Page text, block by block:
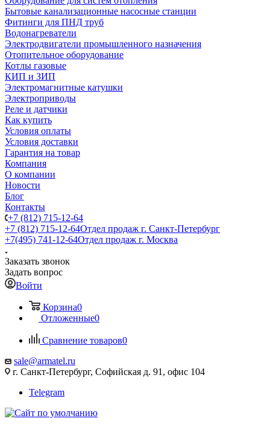
Бытовые канализационные насосные станции
Фитинги для ПНД труб
Водонагреватели
Электродвигатели промышленного назначения
Отопительное оборудование
Котлы газовые
КИП и ЗИП
Электромагнитные катушки
Электроприводы
Реле и датчики
Как купить
Условия оплаты
Условия доставки
Гарантия на товар
Компания
О компании
Новости
Блог
Контакты
+7 (812) 715-12-64
+7 (812) 715-12-64Отдел продаж г. Санкт-Петербург
+7(495) 741-12-64Отдел продаж г. Москва
Заказать звонок
Задать вопрос
Войти
Корзина0
Отложенные0
Сравнение товаров0
sale@armatel.ru
г. Санкт-Петербург, Софийская д. 91, офис 104
Telegram